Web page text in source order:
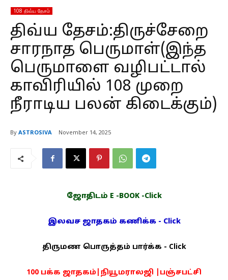
108 திவ்ய தேசம்
திவ்ய தேசம்:திருச்சேறை
சாரநாத பெருமாள்(இந்த
பெருமாளை வழிபட்டால்
காவிரியில் 108 முறை
நீராடிய பலன் கிடைக்கும்)
By ASTROSIVA November 14, 2025
ஜோதிடம் E -BOOK -Click
இலவச ஜாதகம் கணிக்க - Click
திருமண பொருத்தம் பார்க்க - Click
100 பக்க ஜாதகம்|நியூமராலஜி |பஞ்சபட்சி